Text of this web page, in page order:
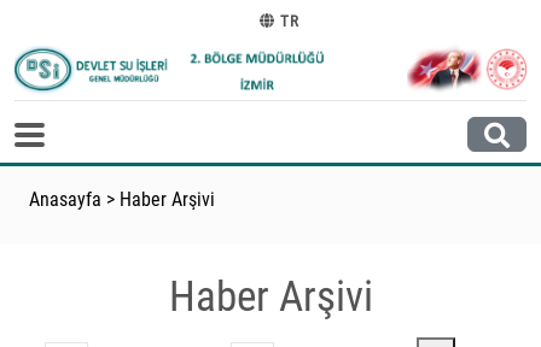
TR
Anasayfa > Haber Arşivi
Haber Arşivi